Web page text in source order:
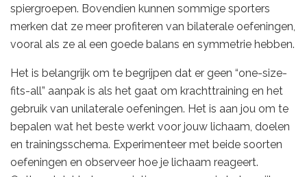
spiergroepen. Bovendien kunnen sommige sporters
merken dat ze meer profiteren van bilaterale oefeningen,
vooral als ze al een goede balans en symmetrie hebben.
Het is belangrijk om te begrijpen dat er geen “one-size-
fits-all” aanpak is als het gaat om krachttraining en het
gebruik van unilaterale oefeningen. Het is aan jou om te
bepalen wat het beste werkt voor jouw lichaam, doelen
en trainingsschema. Experimenteer met beide soorten
oefeningen en observeer hoe je lichaam reageert.